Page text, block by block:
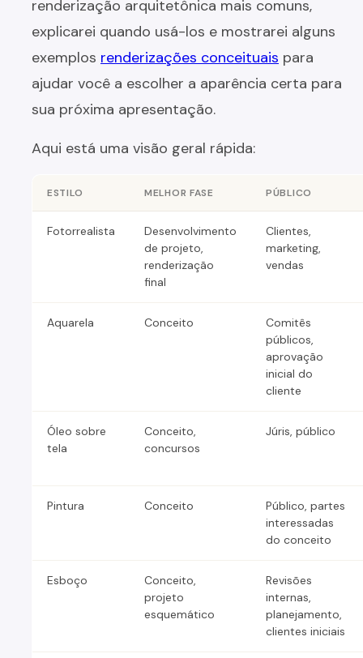
renderização arquitetônica mais comuns,
explicarei quando usá-los e mostrarei alguns
exemplos renderizações conceituais para
ajudar você a escolher a aparência certa para
sua próxima apresentação.
Aqui está uma visão geral rápida:
ESTILO MELHOR FASE PÚBLICO
Fotorrealista
Desenvolvimento
de projeto,
renderização
final
Clientes,
marketing,
vendas
Aquarela Conceito
Comitês
públicos,
aprovação
inicial do
cliente
Óleo sobre
tela
Conceito,
concursos
Júris, público
Pintura Conceito
Público, partes
interessadas
do conceito
Esboço
Conceito,
projeto
esquemático
Revisões
internas,
planejamento,
clientes iniciais